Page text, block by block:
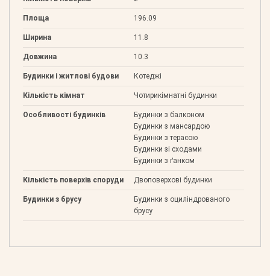
Площа 196.09
Ширина 11.8
Довжина 10.3
Будинки і житлові будови Котеджі
Кількість кімнат Чотирикімнатні будинки
Особливості будинків
Будинки з балконом
Будинки з мансардою
Будинки з терасою
Будинки зі сходами
Будинки з ґанком
Кількість поверхів споруди Двоповерхові будинки
Будинки з брусу
Будинки з оциліндрованого
брусу